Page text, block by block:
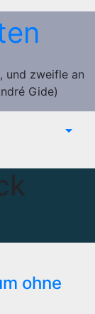
und zweifle an
Gide)
ohne